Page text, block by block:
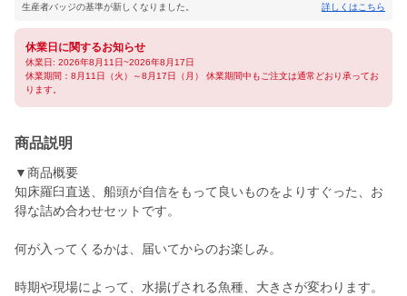
生産者バッジの基準が新しくなりました。 詳しくはこちら
休業日に関するお知らせ
休業日: 2026年8月11日~2026年8月17日
休業期間：8月11日（火）～8月17日（月） 休業期間中もご注文は通常どおり承ってお
ります。
商品説明
▼商品概要
知床羅臼直送、船頭が自信をもって良いものをよりすぐった、お
得な詰め合わせセットです。
何が入ってくるかは、届いてからのお楽しみ。
時期や現場によって、水揚げされる魚種、大きさが変わります。